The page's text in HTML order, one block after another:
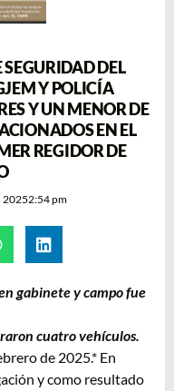
SEGURIDAD DEL
Y POLICÍA
Y UN MENOR DE
EN EL
REGIDOR DE
20252:54 pm
gabinete y campo fue
cuatro vehículos.
de 2025.* En
y como resultado